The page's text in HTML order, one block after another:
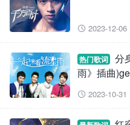
 2023-12-06
热门歌词
分
 2023-10-31